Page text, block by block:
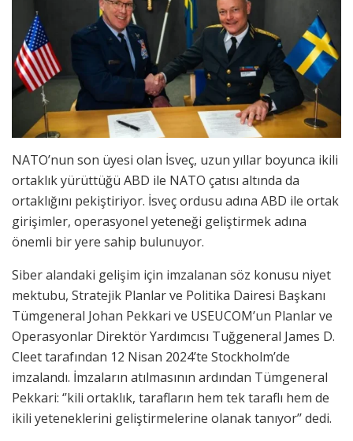
NATO’nun son üyesi olan İsveç, uzun yıllar boyunca ikili
ortaklık yürüttüğü ABD ile NATO çatısı altında da
ortaklığını pekiştiriyor. İsveç ordusu adına ABD ile ortak
girişimler, operasyonel yeteneği geliştirmek adına
önemli bir yere sahip bulunuyor.
Siber alandaki gelişim için imzalanan söz konusu niyet
mektubu, Stratejik Planlar ve Politika Dairesi Başkanı
Tümgeneral Johan Pekkari ve USEUCOM’un Planlar ve
Operasyonlar Direktör Yardımcısı Tuğgeneral James D.
Cleet tarafından 12 Nisan 2024’te Stockholm’de
imzalandı. İmzaların atılmasının ardından Tümgeneral
Pekkari: ‘’kili ortaklık, tarafların hem tek taraflı hem de
ikili yeteneklerini geliştirmelerine olanak tanıyor’’ dedi.